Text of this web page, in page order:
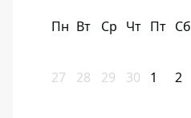
Пн Вт Ср Чт Пт Сб
27 28 29 30 1 2